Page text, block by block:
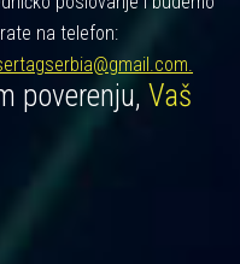
na telefon:
poverenju, Vaš